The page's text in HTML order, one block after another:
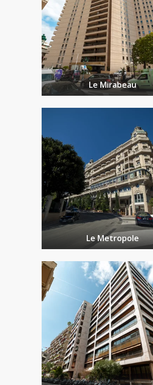
Le Mirabeau
Le Metropole